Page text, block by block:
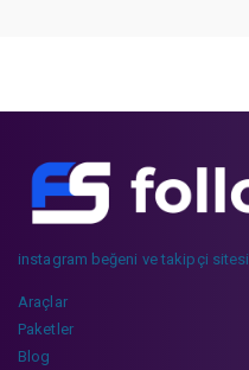
instagram beğeni ve takipçi sitesi
Araçlar
Paketler
Blog